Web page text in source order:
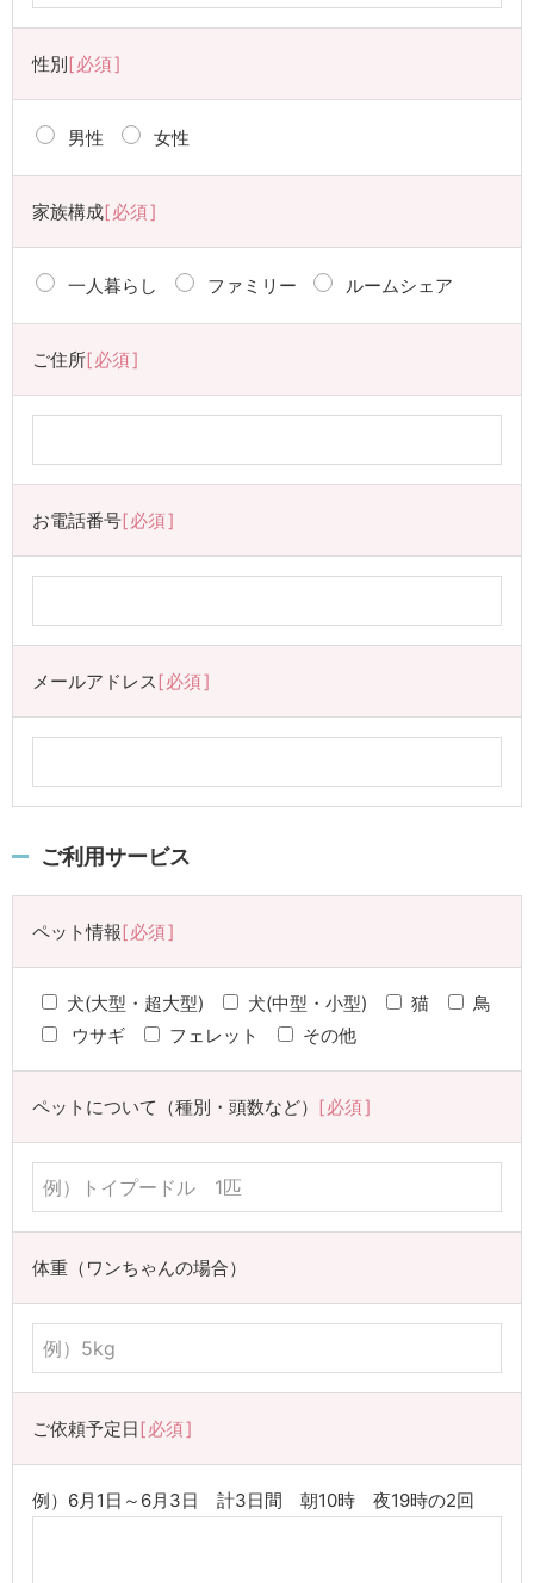
性別 必須
男性 女性
家族構成 必須
一人暮らし ファミリー ルームシェア
ご住所 必須
お電話番号 必須
メールアドレス 必須
ご利用サービス
ペット情報 必須
犬(大型・超大型) 犬(中型・小型) 猫
鳥
ウサギ
フェレット その他
ペットについて（種別・頭数など） 必須
体重（ワンちゃんの場合）
ご依頼予定日 必須
例）6月1日～6月3日 計3日間 朝10時 夜19時の2回